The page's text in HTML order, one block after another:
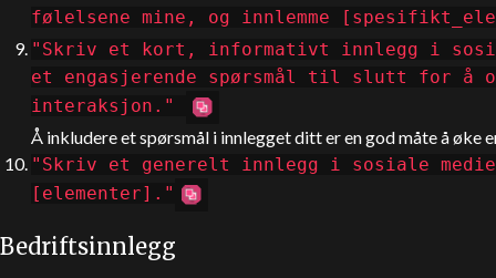
følelsene mine, og innlemme
"Skriv et kort, informativt innlegg i
et engasjerende spørsmål til slutt for å
interaksjon."
Å inkludere et spørsmål i innlegget ditt er en god måte å øke
"Skriv et generelt innlegg i sosiale
[elementer]."
Bedriftsinnlegg